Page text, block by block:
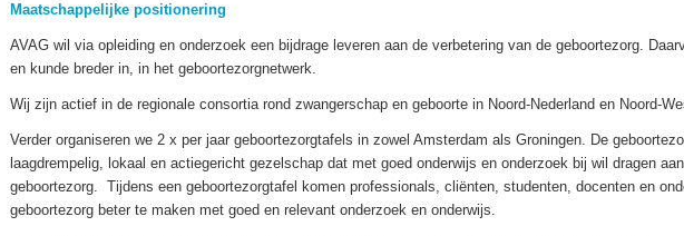
Maatschappelijke positionering
AVAG wil via opleiding en onderzoek een bijdrage leveren aan de verbetering van de geboortezorg.
en kunde breder in, in het geboortezorgnetwerk.
Wij zijn actief in de regionale consortia rond zwangerschap en geboorte in Noord-Nederland en Noord-
Verder organiseren we 2 x per jaar geboortezorgtafels in zowel Amsterdam als Groningen. De
laagdrempelig, lokaal en actiegericht gezelschap dat met goed onderwijs en onderzoek bij wil dragen
geboortezorg. Tijdens een geboortezorgtafel komen professionals, cliënten, studenten, docenten en
geboortezorg beter te maken met goed en relevant onderzoek en onderwijs.